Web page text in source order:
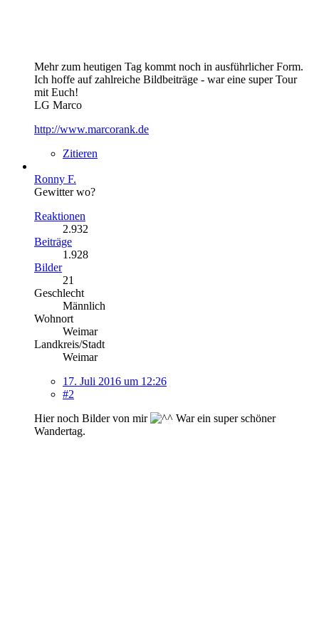
Mehr zum heutigen Tag kommt noch in ausführlicher Form.
Ich hoffe auf zahlreiche Bildbeiträge - war eine super Tour
mit Euch!
LG Marco
http://www.marcorank.de
Zitieren
Ronny F.
Gewitter wo?
Reaktionen
2.932
Beiträge
1.928
Bilder
21
Geschlecht
Männlich
Wohnort
Weimar
Landkreis/Stadt
Weimar
17. Juli 2016 um 12:26
#2
Hier noch Bilder von mir
War ein super schöner
Wandertag.